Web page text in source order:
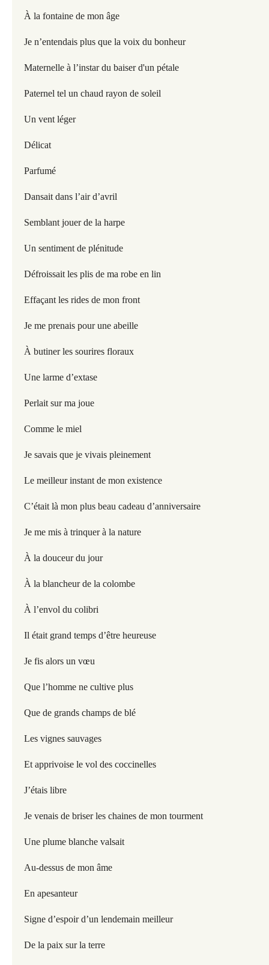
À la fontaine de mon âge
Je n’entendais plus que la voix du bonheur
Maternelle à l’instar du baiser d'un pétale
Paternel tel un chaud rayon de soleil
Un vent léger
Délicat
Parfumé
Dansait dans l’air d’avril
Semblant jouer de la harpe
Un sentiment de plénitude
Défroissait les plis de ma robe en lin
Effaçant les rides de mon front
Je me prenais pour une abeille
À butiner les sourires floraux
Une larme d’extase
Perlait sur ma joue
Comme le miel
Je savais que je vivais pleinement
Le meilleur instant de mon existence
C’était là mon plus beau cadeau d’anniversaire
Je me mis à trinquer à la nature
À la douceur du jour
À la blancheur de la colombe
À l’envol du colibri
Il était grand temps d’être heureuse
Je fis alors un vœu
Que l’homme ne cultive plus
Que de grands champs de blé
Les vignes sauvages
Et apprivoise le vol des coccinelles
J’étais libre
Je venais de briser les chaines de mon tourment
Une plume blanche valsait
Au-dessus de mon âme
En apesanteur
Signe d’espoir d’un lendemain meilleur
De la paix sur la terre